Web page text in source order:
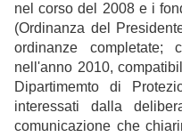
nel corso del 2008 e i
(Ordinanza del
ordinanze completate;
nell'anno 2010,
Dipartimemto di
interessati dalla
comunicazione che